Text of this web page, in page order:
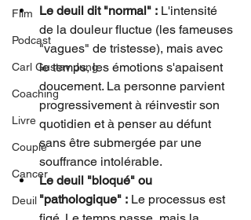
Film
Podcast
Carl Gustav Jung
Coaching
Livre
Couple
Cancer
Deuil
Le deuil dit "normal" : L'intensité
de la douleur fluctue (les fameuses
"vagues" de tristesse), mais avec
le temps, les émotions s'apaisent
doucement. La personne parvient
progressivement à réinvestir son
quotidien et à penser au défunt
sans être submergée par une
souffrance intolérable.
Le deuil "bloqué" ou
"pathologique" : Le processus est